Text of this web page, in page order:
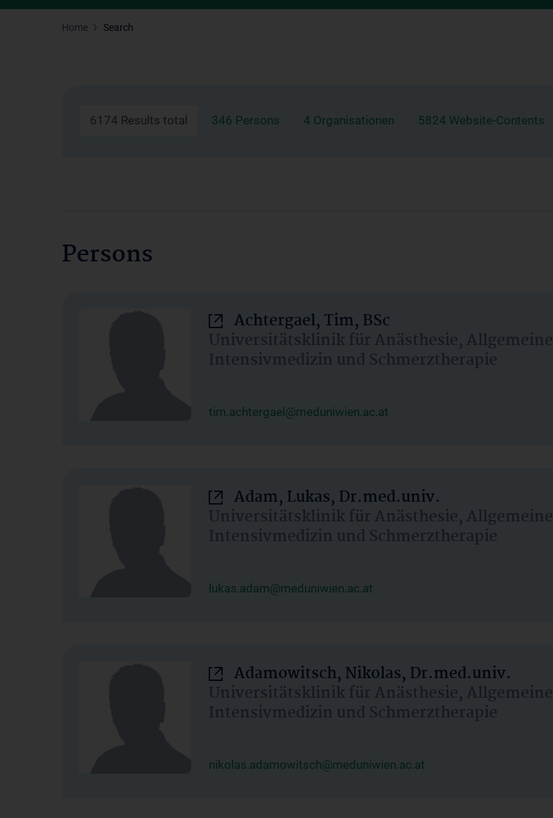
Home Search
6174 Results total 346 Persons 4 Organisationen 5824 Website-Contents
Persons
Achtergael, Tim, BSc
Universitätsklinik für Anästhesie, Allgemeine
Intensivmedizin und Schmerztherapie
tim.achtergael@meduniwien.ac.at
Adam, Lukas, Dr.med.univ.
Universitätsklinik für Anästhesie, Allgemeine
Intensivmedizin und Schmerztherapie
lukas.adam@meduniwien.ac.at
Adamowitsch, Nikolas, Dr.med.univ.
Universitätsklinik für Anästhesie, Allgemeine
Intensivmedizin und Schmerztherapie
nikolas.adamowitsch@meduniwien.ac.at